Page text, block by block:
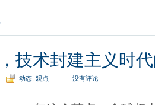
技术封建主义时代
动态 观点 没有评论